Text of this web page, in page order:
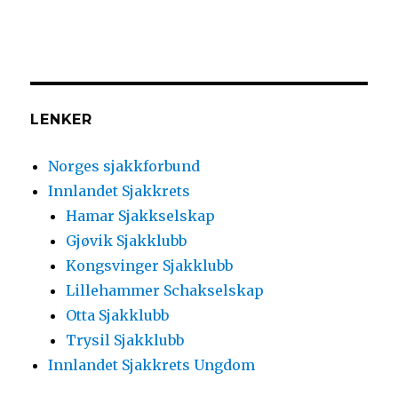
LENKER
Norges sjakkforbund
Innlandet Sjakkrets
Hamar Sjakkselskap
Gjøvik Sjakklubb
Kongsvinger Sjakklubb
Lillehammer Schakselskap
Otta Sjakklubb
Trysil Sjakklubb
Innlandet Sjakkrets Ungdom